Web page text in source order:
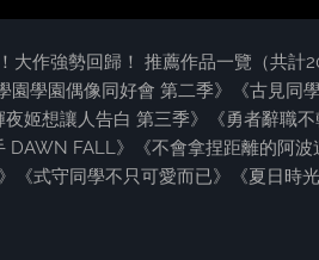
大作強勢回歸！ 推薦作品一覽（共計
學園偶像同好會 第二季》《古見同
姬想讓人告白 第三季》《勇者辭職
DAWN FALL》《不會拿捏距離的阿
《式守同學不只可愛而已》《夏日時光